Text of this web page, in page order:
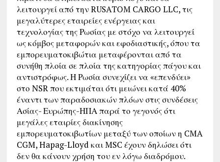
λειτουργεί από την RUSATOM CARGO LLC, τις
μεγαλύτερες εταιρείες ενέργειας και
τεχνολογίας της Ρωσίας με στόχο να λειτουργεί
ως κόμβος μεταφορών και εφοδιαστικής, όπου τα
εμπορευματοκιβώτια μεταφέρονται από τα
συνήθη πλοία σε πλοία της κατηγορίας πάγου και
αντιστρόφως. Η Ρωσία συνεχίζει να «επενδύει»
στο NSR που εκτιμάται ότι μειώνει κατά 40%
έναντι των παραδοσιακών πλόων στις συνδέσεις
Ασίας- Ευρώπης-ΗΠΑ παρά το γεγονός ότι
μεγάλες εταιρίες διακίνησης
εμπορευματοκιβωτίων μεταξύ των οποίων η CMA
CGM, Hapag-Lloyd και MSC έχουν δηλώσει ότι
δεν θα κάνουν χρήση του εν λόγω διαδρόμου.